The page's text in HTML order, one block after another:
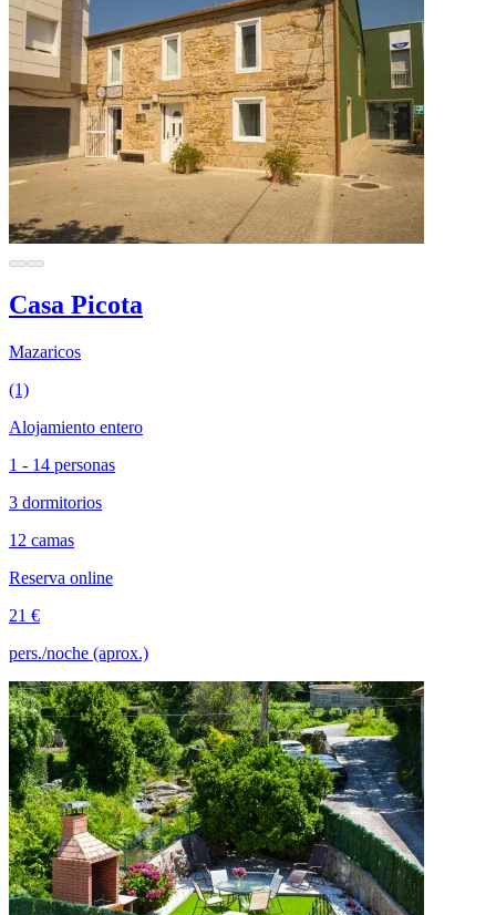
Casa Picota
Mazaricos
(1)
Alojamiento entero
1 - 14 personas
3 dormitorios
12 camas
Reserva online
21 €
pers./noche (aprox.)